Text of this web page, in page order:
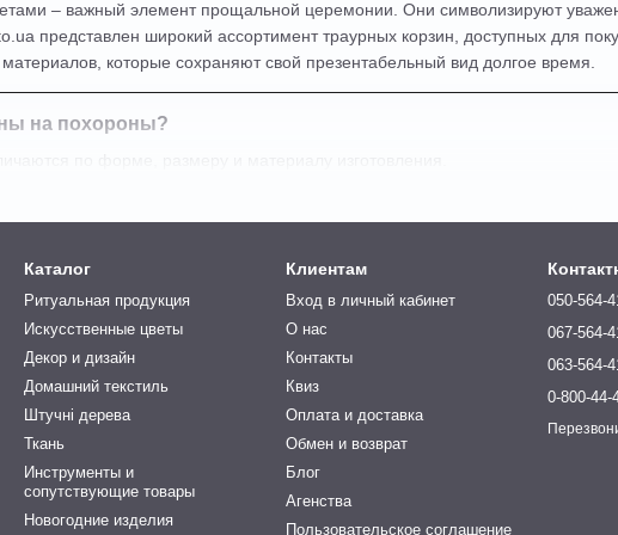
– важный элемент прощальной церемонии. Они символизируют
представлен широкий ассортимент траурных корзин, доступных для
которые сохраняют свой презентабельный вид долгое время.
на похороны?
для больших цветочных композиций.
удобна для переноски и размещения.
предназначены для индивидуальных подношений.
вариант для большинства похоронных церемоний.
для официальных траурных мероприятий.
– устойчива к погодным условиям, сохраняет форму и цвет.
Каталог
Ритуальная продукция
Искусственные цветы
Декор и дизайн
Домашний текстиль
Штучні дерева
Ткань
Инструменты и
сопутствующие товары
Новогодние изделия
Клиентам
Вход в личный кабинет
О нас
Контакты
Квиз
Оплата и доставка
Обмен и возврат
Блог
Агенства
Пользовательское соглашение
050-564-
067-564-
063-564-
0-800-44-